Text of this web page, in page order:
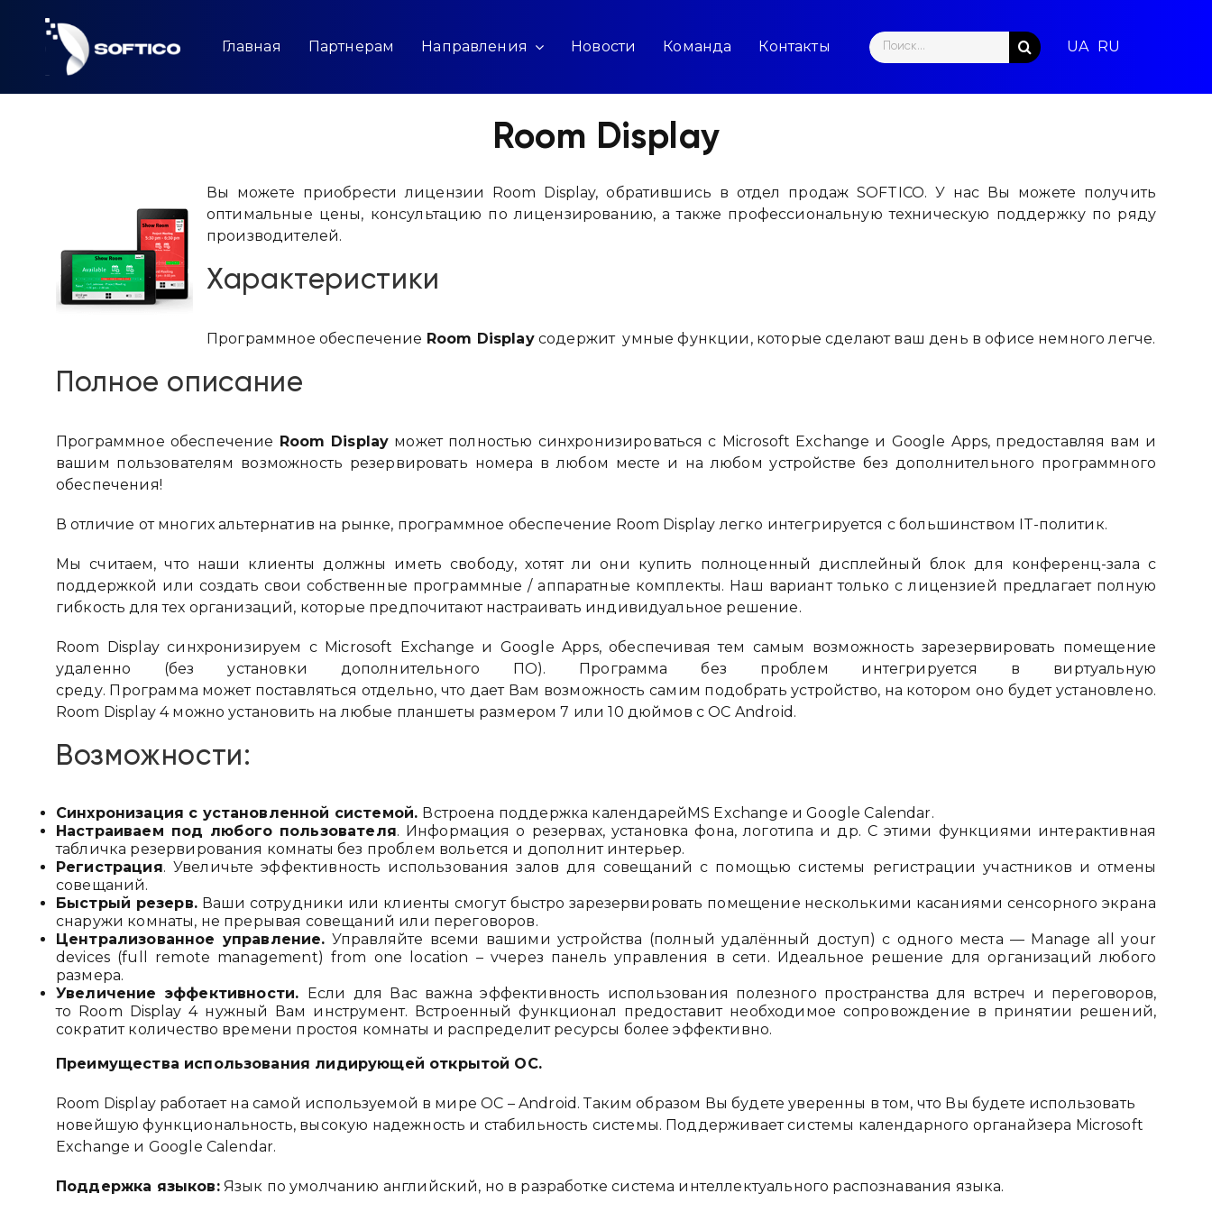
content
Главная Партнерам Направления Новости Команда Контакты
Search
for:
Room Display
Вы можете приобрести лицензии Room Display, обратившись в отдел продаж SOFTICO. У нас Вы можете получить
оптимальные цены, консультацию по лицензированию, а также профессиональную техническую поддержку по ряду
производителей.
Характеристики
Программное обеспечение Room Displayсодержит умные функции, которые сделают ваш день в офисе немного легче.
Полное описание
Программное обеспечение Room Display может полностью синхронизироваться с Microsoft Exchange и Google Apps, предоставляя вам и
вашим пользователям возможность резервировать номера в любом месте и на любом устройстве без дополнительного программного
обеспечения!
В отличие от многих альтернатив на рынке, программное обеспечение Room Display легко интегрируется с большинством IT-политик.
Мы считаем, что наши клиенты должны иметь свободу, хотят ли они купить полноценный дисплейный блок для конференц-зала с
поддержкой или создать свои собственные программные / аппаратные комплекты. Наш вариант только с лицензией предлагает полную
гибкость для тех организаций, которые предпочитают настраивать индивидуальное решение.
Room Display синхронизируем с Microsoft Exchange и Google Apps, обеспечивая тем самым возможность зарезервировать помещение
удаленно (без установки дополнительного ПО). Программа без проблем интегрируется в виртуальную
среду. Программа может поставляться отдельно, что дает Вам возможность самим подобрать устройство, на котором оно будет установлено.
Room Display 4 можно установить на любые планшеты размером 7 или 10 дюймов с ОС Android.
Возможности:
Синхронизация с установленной системой. Встроена поддержка календарейMS Exchange и Google Calendar.
Настраиваем под любого пользователя. Информация о резервах, установка фона, логотипа и др. С этими функциями интерактивная
табличка резервирования комнаты без проблем вольется и дополнит интерьер.
Регистрация. Увеличьте эффективность использования залов для совещаний с помощью системы регистрации участников и отмены
совещаний.
Быстрый резерв.Ваши сотрудники или клиенты смогут быстро зарезервировать помещение несколькими касаниями сенсорного экрана
снаружи комнаты, не прерывая совещаний или переговоров.
Централизованное управление. Управляйте всеми вашими устройства (полный удалённый доступ) с одного места — Manage all your
devices (full remote management) from one location – vчерез панель управления в сети. Идеальное решение для организаций любого
размера.
Увеличение эффективности.
Если для Вас важна эффективность использования полезного пространства для встреч и переговоров,
то Room Display 4 нужный Вам инструмент. Встроенный функционал предоставит необходимое сопровождение в принятии решений,
сократит количество времени простоя комнаты и распределит ресурсы более эффективно.
Преимущества использования лидирующей открытой ОС.
Room Display работает на самой используемой в мире ОС – Android. Таким образом Вы будете уверенны в том, что Вы будете использовать
новейшую функциональность, высокую надежность и стабильность системы. Поддерживает системы календарного органайзера Microsoft
Exchange и Google Calendar.
Поддержка языков:Язык по умолчанию английский, но в разработке система интеллектуального распознавания языка.